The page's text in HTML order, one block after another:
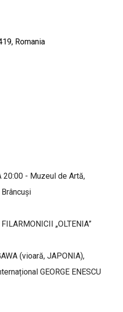
Romania
20:00 - Muzeul de Artă,
„OLTENIA”
(vioară, JAPONIA),
GEORGE ENESCU